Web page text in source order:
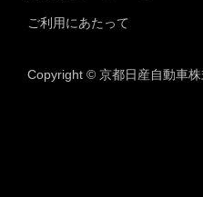
ご利用にあたって
Copyright © 京都日産自動車